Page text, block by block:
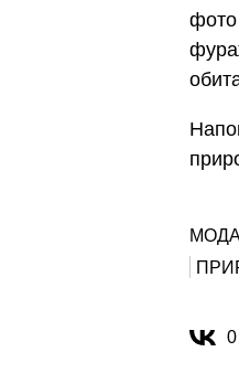
фото
0